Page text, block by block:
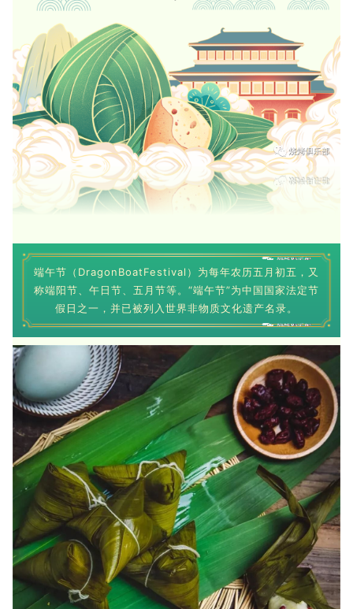
端午节（DragonBoatFestival）为每年农历五月初五，又
称端阳节、午日节、五月节等。“端午节”为中国国家法定节
假日之一，并已被列入世界非物质文化遗产名录。